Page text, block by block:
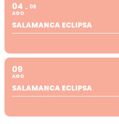
04
AGO
08
SALAMANCA ECLIPSA
09
AGO
SALAMANCA ECLIPSA